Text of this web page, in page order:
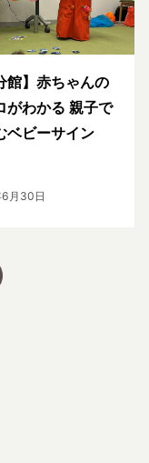
館】赤ちゃんの
がわかる 親子で
ベビーサイン
月30日